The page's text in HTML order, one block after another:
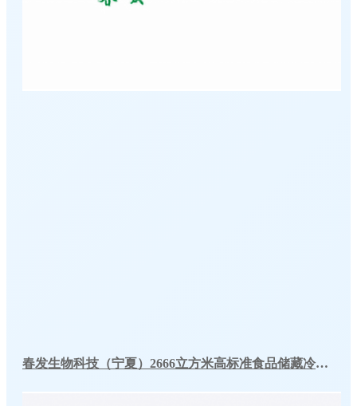
春发生物科技（宁夏）2666立方米高标准食品储藏冷库工程案例